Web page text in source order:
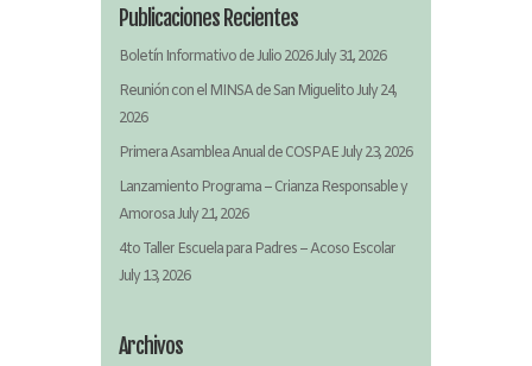
Publicaciones Recientes
Boletín Informativo de Julio 2026July 31, 2026
Reunión con el MINSA de San MiguelitoJuly 24,
2026
Primera Asamblea Anual de COSPAEJuly 23, 2026
Lanzamiento Programa – Crianza Responsable y
AmorosaJuly 21, 2026
4to Taller Escuela para Padres – Acoso Escolar
July 13, 2026
Archivos